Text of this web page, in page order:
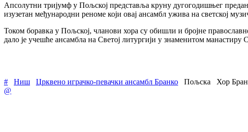
Апсолутни тријумф у Пољској представља круну дугогодишњег
изузетан међународни реноме који овај ансамбл ужива на светској
Током боравка у Пољској, чланови хора су обишли и бројне
дало је учешће ансамбла на Светој литургији у знаменитом манастиру
# Ниш Црквено играчко-певачки ансамбл Бранко Пољска Хор
@